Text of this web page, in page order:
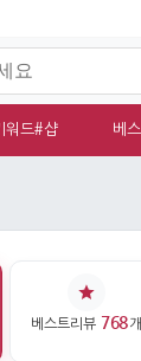
워드#샵 베
베스트리뷰 768개